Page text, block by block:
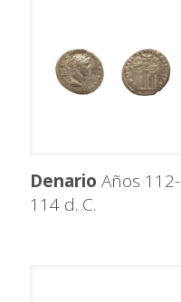
Denario Años 112-
114 d. C.